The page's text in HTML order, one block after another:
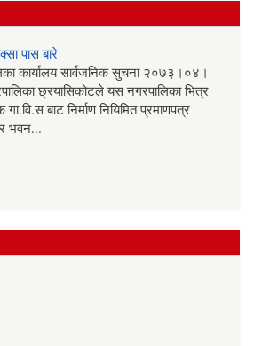
पास बारे
कार्यालय सार्वजनिक सुचना २०७३।०४।
छ्रयासिकोटले यस नगरपालिका भित्र
बाट निर्माण नियिमित प्रमाणपत्र
भवन...